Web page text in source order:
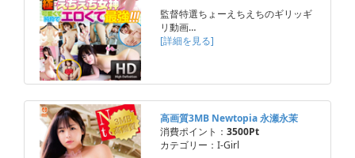
監督特選ちょーえちえちのギリッギ
リ動画…
[詳細を見る]
高画質3MB Newtopia 永瀬永茉
消費ポイント： 3500Pt
カテゴリー：I-Girl